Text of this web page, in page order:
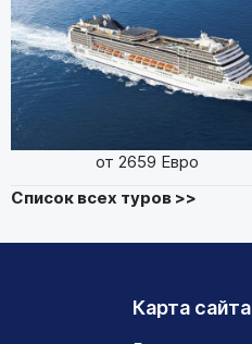
от 2659 Евро
Список всех туров >>
Карта сайта